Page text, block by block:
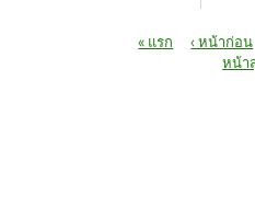
« แรก ‹ หน้าก่อน
หน้า